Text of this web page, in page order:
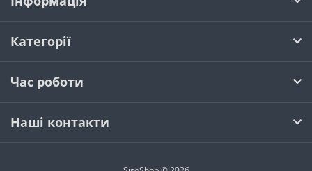
Категорії
Час роботи
Наші контакти